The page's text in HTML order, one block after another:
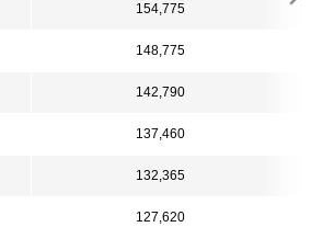
154,775
148,775
142,790
137,460
132,365
127,620